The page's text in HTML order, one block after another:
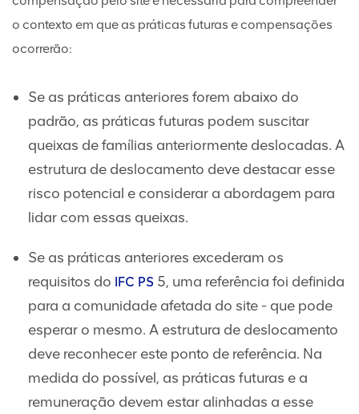
o contexto em que as práticas futuras e compensações
ocorrerão:
Se as práticas anteriores forem abaixo do
padrão, as práticas futuras podem suscitar
queixas de famílias anteriormente deslocadas. A
estrutura de deslocamento deve destacar esse
risco potencial e considerar a abordagem para
lidar com essas queixas.
Se as práticas anteriores excederam os
requisitos do
IFC PS 5, uma referência foi definida
para a comunidade afetada do site - que pode
esperar o mesmo. A estrutura de deslocamento
deve reconhecer este ponto de referência. Na
medida do possível, as práticas futuras e a
remuneração devem estar alinhadas a esse